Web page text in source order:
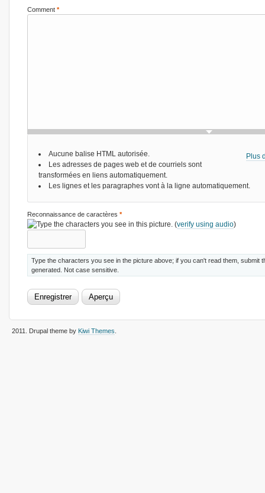
Comment *
Plus
Aucune balise HTML autorisée.
Les adresses de pages web et de courriels sont
transformées en liens automatiquement.
Les lignes et les paragraphes vont à la ligne automatiquement.
Reconnaissance de caractères *
(verify using audio)
Type the characters you see in the picture above; if you can't read them, submit
generated. Not case sensitive.
2011 . Drupal theme by Kiwi Themes